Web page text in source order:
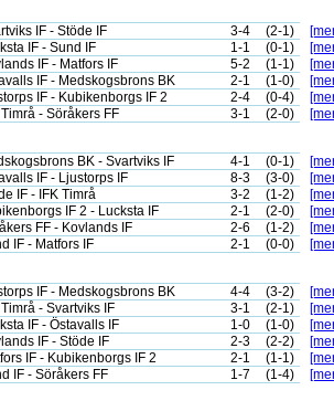
IF - Stöde IF 3-4 (2-1)
IF - Sund IF 1-1 (0-1)
IF - Matfors IF 5-2 (1-1)
IF - Medskogsbrons BK 2-1 (1-0)
IF - Kubikenborgs IF 2 2-4 (0-4)
Timrå - Söråkers FF 3-1 (2-0)
BK - Svartviks IF 4-1 (0-1)
IF - Ljustorps IF 8-3 (3-0)
IF - IFK Timrå 3-2 (1-2)
IF 2 - Lucksta IF 2-1 (2-0)
FF - Kovlands IF 2-6 (1-2)
IF - Matfors IF 2-1 (0-0)
IF - Medskogsbrons BK 4-4 (3-2)
Timrå - Svartviks IF 3-1 (2-1)
IF - Östavalls IF 1-0 (1-0)
IF - Stöde IF 2-3 (2-2)
IF - Kubikenborgs IF 2 2-1 (1-1)
IF - Söråkers FF 1-7 (1-4)